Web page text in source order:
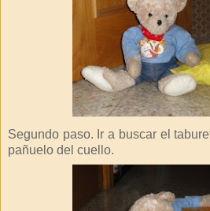
Segundo paso. Ir a buscar el
pañuelo del cuello.